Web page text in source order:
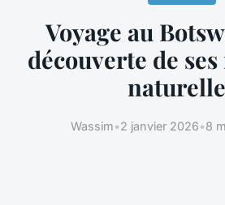
Voyage au
découverte de
Wassim•2 janvier 2026•8